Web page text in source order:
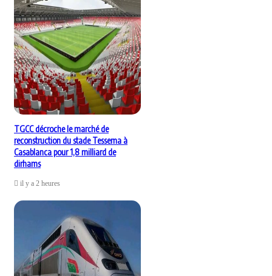
TGCC décroche le marché de
reconstruction du stade Tessema à
Casablanca pour 1,8 milliard de
dirhams
il y a 2 heures